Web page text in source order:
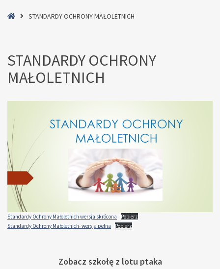
HomeSTANDARDY OCHRONY MAŁOLETNICH
STANDARDY OCHRONY
MAŁOLETNICH
Standardy Ochrony Małoletnich wersja skrócona
Pobierz
Standardy Ochrony Małoletnich- wersja pełna
Pobierz
Zobacz szkołę z lotu ptaka